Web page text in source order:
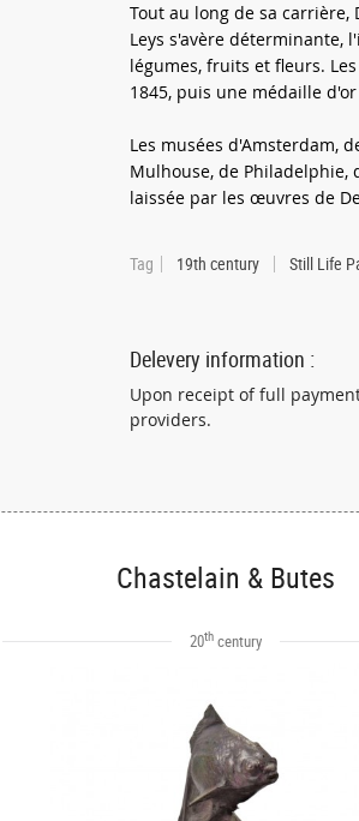
Tout au long de sa
Leys s'avère déterminante,
légumes, fruits et fleurs.
1845, puis une médaille
Les musées d'Amsterdam,
Mulhouse, de Philadelphie,
laissée par les œuvres de
Tag 19th century Still Life
Delevery information :
Upon receipt of full
providers.
Chastelain & Butes
20th century